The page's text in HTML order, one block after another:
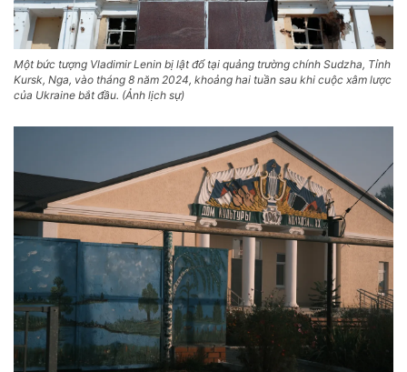
Một bức tượng Vladimir Lenin bị lật đổ tại quảng trường chính Sudzha, Tỉnh
Kursk, Nga, vào tháng 8 năm 2024, khoảng hai tuần sau khi cuộc xâm lược
của Ukraine bắt đầu. (Ảnh lịch sự)